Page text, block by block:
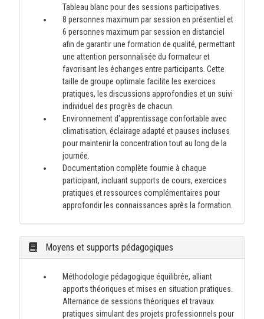
Tableau blanc pour des sessions participatives.
8 personnes maximum par session en présentiel et
6 personnes maximum par session en distanciel
afin de garantir une formation de qualité, permettant
une attention personnalisée du formateur et
favorisant les échanges entre participants. Cette
taille de groupe optimale facilite les exercices
pratiques, les discussions approfondies et un suivi
individuel des progrès de chacun.
Environnement d'apprentissage confortable avec
climatisation, éclairage adapté et pauses incluses
pour maintenir la concentration tout au long de la
journée.
Documentation complète fournie à chaque
participant, incluant supports de cours, exercices
pratiques et ressources complémentaires pour
approfondir les connaissances après la formation.
Moyens et supports pédagogiques
Méthodologie pédagogique équilibrée, alliant
apports théoriques et mises en situation pratiques.
Alternance de sessions théoriques et travaux
pratiques simulant des projets professionnels pour